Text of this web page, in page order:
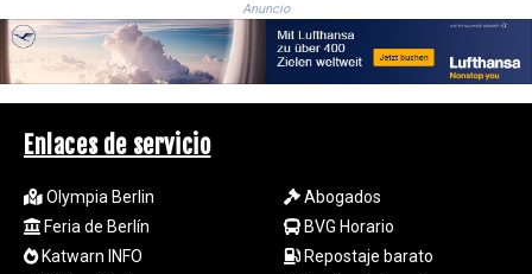
NGN
1573.640789
NOK 10.986386
OMR 0.444252
PAB 1.152294
PEN 3.902292
Anuncio
Enlaces de servicio
Olympia Berlin
Feria de Berlín
Katwarn INFO
Abogados
BVG Horario
Repostaje barato